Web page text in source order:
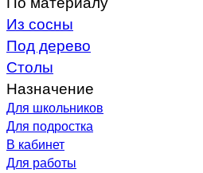
Из сосны
Под дерево
Столы
Назначение
Для школьников
Для подростка
В кабинет
Для работы